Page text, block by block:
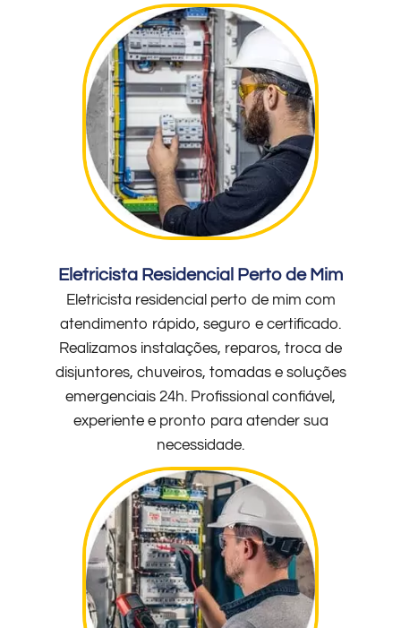
Eletricista Residencial Perto de Mim
Eletricista residencial perto de mim com
atendimento rápido, seguro e certificado.
Realizamos instalações, reparos, troca de
disjuntores, chuveiros, tomadas e soluções
emergenciais 24h. Profissional confiável,
experiente e pronto para atender sua
necessidade.